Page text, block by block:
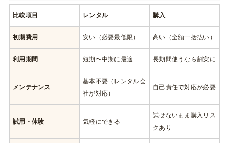
比較項目 レンタル 購入
初期費用 安い（必要最低限） 高い（全額一括払い）
利用期間 短期〜中期に最適 長期間使うなら割安に
メンテナンス
基本不要（レンタル会
社が対応）
自己責任で対応が必要
試用・体験 気軽にできる
試せないまま購入リス
クあり